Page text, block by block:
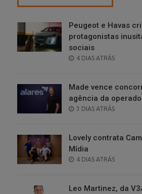
Peugeot e Havas
protagonistas
sociais
POSTED
4 DIAS ATRÁS
Made vence
agência da
POSTED
3 DIAS ATRÁS
Lovely contrata
Mídia
POSTED
4 DIAS ATRÁS
Leo Martinez, da